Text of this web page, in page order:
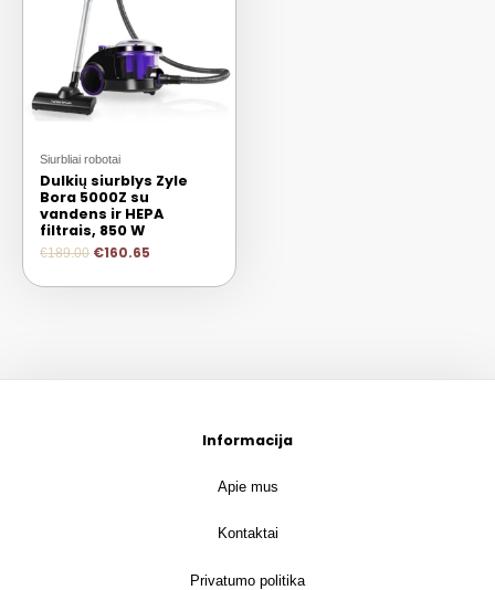
Siurbliai robotai
Dulkių siurblys Zyle
Bora 5000Z su
vandens ir HEPA
filtrais, 850 W
€189.00 €160.65
Informacija
Apie mus
Kontaktai
Privatumo politika